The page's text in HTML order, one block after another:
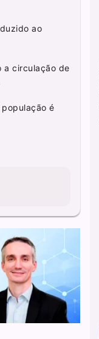
ao
a circulação de
é